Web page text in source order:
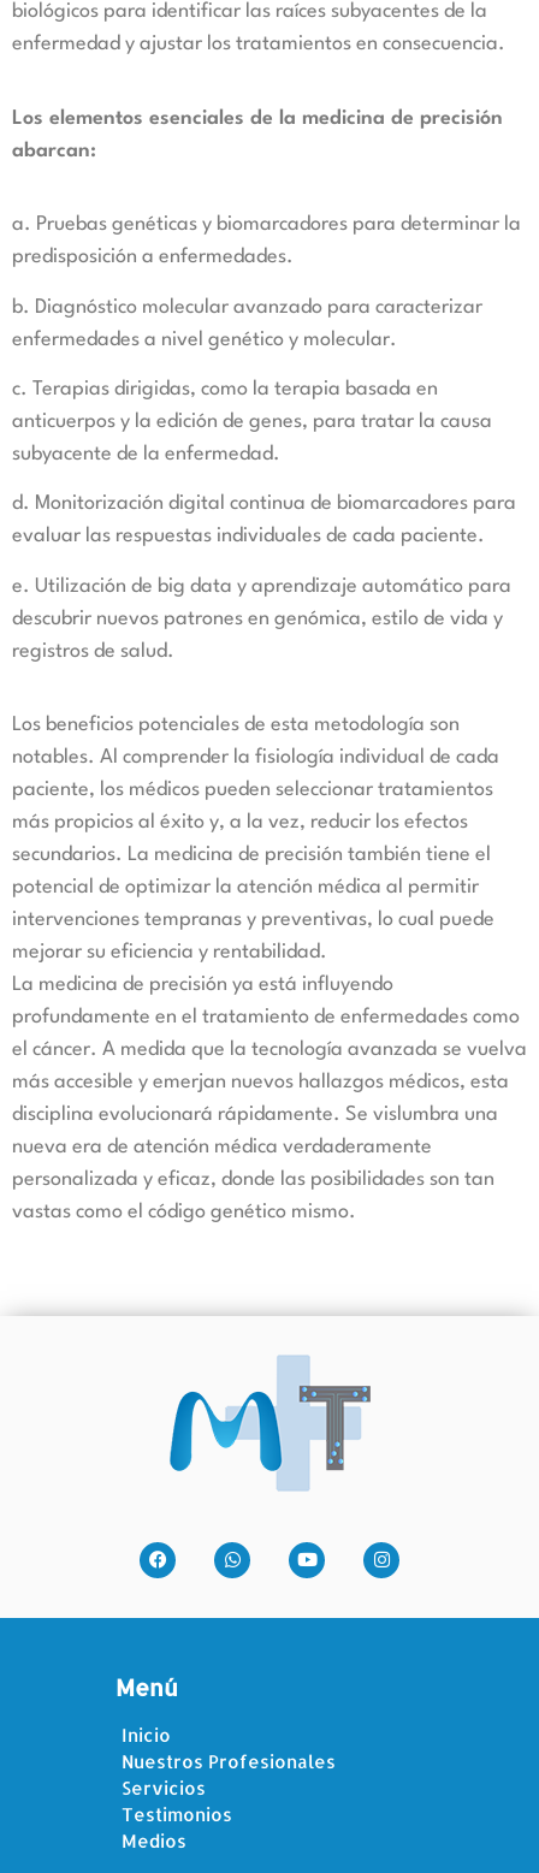
biológicos para identificar las raíces subyacentes de la
enfermedad y ajustar los tratamientos en consecuencia.
Los elementos esenciales de la medicina de precisión
abarcan:
a. Pruebas genéticas y biomarcadores para determinar la
predisposición a enfermedades.
b. Diagnóstico molecular avanzado para caracterizar
enfermedades a nivel genético y molecular.
c. Terapias dirigidas, como la terapia basada en
anticuerpos y la edición de genes, para tratar la causa
subyacente de la enfermedad.
d. Monitorización digital continua de biomarcadores para
evaluar las respuestas individuales de cada paciente.
e. Utilización de big data y aprendizaje automático para
descubrir nuevos patrones en genómica, estilo de vida y
registros de salud.
Los beneficios potenciales de esta metodología son
notables. Al comprender la fisiología individual de cada
paciente, los médicos pueden seleccionar tratamientos
más propicios al éxito y, a la vez, reducir los efectos
secundarios. La medicina de precisión también tiene el
potencial de optimizar la atención médica al permitir
intervenciones tempranas y preventivas, lo cual puede
mejorar su eficiencia y rentabilidad.
La medicina de precisión ya está influyendo
profundamente en el tratamiento de enfermedades como
el cáncer. A medida que la tecnología avanzada se vuelva
más accesible y emerjan nuevos hallazgos médicos, esta
disciplina evolucionará rápidamente. Se vislumbra una
nueva era de atención médica verdaderamente
personalizada y eficaz, donde las posibilidades son tan
vastas como el código genético mismo.
Menú
Inicio
Nuestros Profesionales
Servicios
Testimonios
Medios